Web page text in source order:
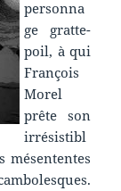
personna
ge gratte-
poil, à qui
François
Morel
prête son
irrésistibl
mésententes